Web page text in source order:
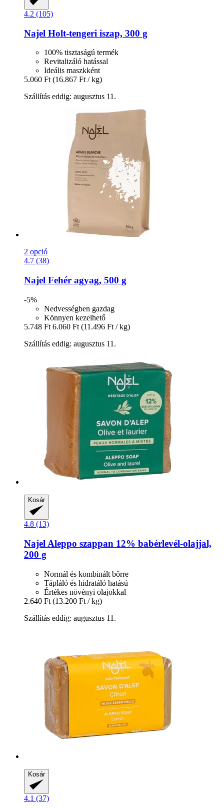
4.2 (105)
Najel Holt-​tengeri iszap, 300 g
100% tisztaságú termék
Revitalizáló hatással
Ideális maszkként
5.060 Ft (16.867 Ft / kg)
Szállítás eddig: augusztus 11.
2 opció
4.7 (38)
Najel Fehér agyag, 500 g
-5%
Nedvességben gazdag
Könnyen kezelhető
5.748 Ft 6.060 Ft (11.496 Ft / kg)
Szállítás eddig: augusztus 11.
Kosár
4.8 (13)
Najel Aleppo szappan 12% babérlevél-​olajjal,
200 g
Normál és kombinált bőrre
Tápláló és hidratáló hatású
Értékes növényi olajokkal
2.640 Ft (13.200 Ft / kg)
Szállítás eddig: augusztus 11.
Kosár
4.1 (37)